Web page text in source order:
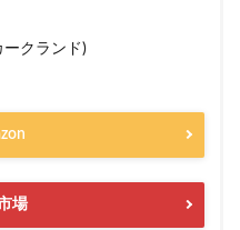
ークランド)
場